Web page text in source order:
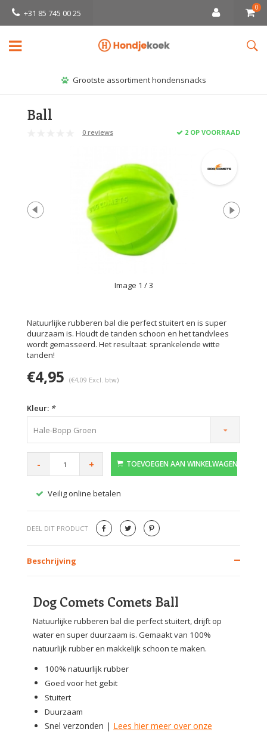
+31 85 745 00 25
0
Grootste assortiment hondensnacks
Ball
0 reviews 2 OP VOORRAAD
Image 1 / 3
Natuurlijke rubberen bal die perfect stuitert en is super
duurzaam is. Houdt de tanden schoon en het tandvlees
wordt gemasseerd. Het resultaat: sprankelende witte
tanden!
€4,95 (€4,09 Excl. btw)
Kleur: *
Hale-Bopp Groen
- + TOEVOEGEN AAN WINKELWAGEN
Veilig online betalen
DEEL DIT PRODUCT
Beschrijving
Dog Comets Comets Ball
Natuurlijke rubberen bal die perfect stuitert, drijft op
water en super duurzaam is. Gemaakt van 100%
natuurlijk rubber en makkelijk schoon te maken.
100% natuurlijk rubber
Goed voor het gebit
Stuitert
Duurzaam
Snel verzonden | Lees hier meer over onze